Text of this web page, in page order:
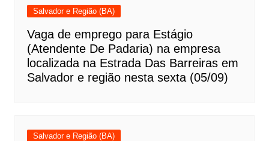
Salvador e Região (BA)
Vaga de emprego para Estágio
(Atendente De Padaria) na empresa
localizada na Estrada Das Barreiras em
Salvador e região nesta sexta (05/09)
Salvador e Região (BA)